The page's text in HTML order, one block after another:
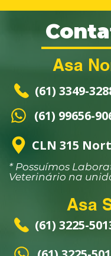
Asa
(61) 3349-
(61) 99656-
CLN 315
* Possuímos
Veterinário na
Asa
(61) 3225-